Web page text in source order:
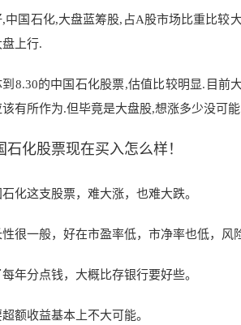
,中国石化,大盘蓝筹股,占A股市场比重比较
上行.
到8.30的中国石化股票,估值比较明显.目前
该有所作为.但毕竟是大盘股,想涨多少没可
石化股票现在买入怎么样！
石化这支股票，难大涨，也难大跌。
很一般，好在市盈率低， 市净率也低，风
每年分点钱，大概比存银行要好些。
额收益基本上不大可能。